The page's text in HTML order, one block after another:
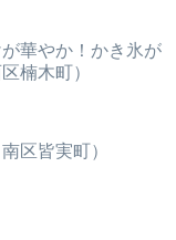
華やか！かき氷が
楠木町）
区皆実町）